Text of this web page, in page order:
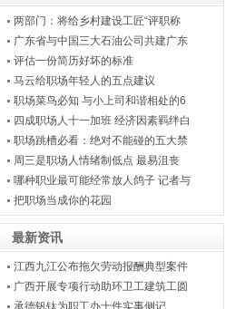
两部门：将给乡村建设工匠“评职称
广东省与中国三大石油公司共建广东
评估一份简历好坏的标准
马云给职场年轻人的五点建议
职场菜鸟必知 与小上司和谐相处的6
四成职场人十一加班 经济因素羁绊白
职场跳槽必看：绝对不能碰的五大禁
周三是职场人情绪制低点 最易沮丧
哪种职业最可能经常放人鸽子 记者与
把职场当成你的花园
最新资讯
江西九江公布拖欠劳动报酬典型案件
广西开展专项行动助环卫工建筑工圆
承德钒钛为职工办十件实事侧记